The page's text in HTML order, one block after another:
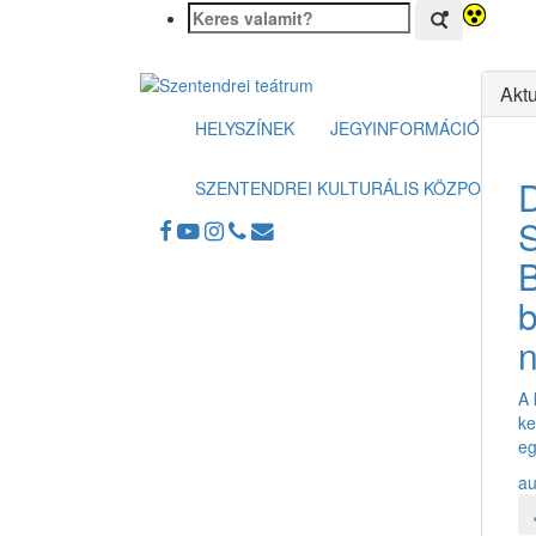
HELYSZÍNEK JEGYINFORMÁCIÓK
SZENTENDREI KULTURÁLIS KÖZPONT
A